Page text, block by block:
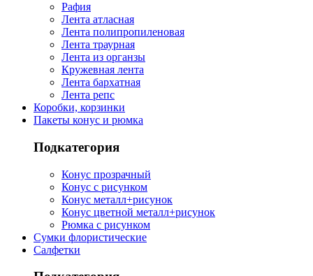
Рафия
Лента атласная
Лента полипропиленовая
Лента траурная
Лента из органзы
Кружевная лента
Лента бархатная
Лента репс
Коробки, корзинки
Пакеты конус и рюмка
Подкатегория
Конус прозрачный
Конус с рисунком
Конус металл+рисунок
Конус цветной металл+рисунок
Рюмка с рисунком
Сумки флористические
Салфетки